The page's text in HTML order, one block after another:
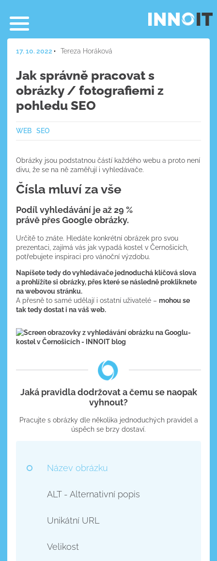
17. 10. 2022 Tereza Horáková
Jak správně pracovat s
obrázky / fotografiemi z
pohledu SEO
WEB SEO
Obrázky jsou podstatnou částí každého webu a proto není
divu, že se na ně zaměřují i vyhledávače.
Čísla mluví za vše
Podíl vyhledávání je až 29 %
právě přes Google obrázky.
Určitě to znáte. Hledáte konkrétní obrázek pro svou
prezentaci, zajímá vás jak vypadá kostel v Černošicích,
potřebujete inspiraci pro vánoční výzdobu.
Napíšete tedy do vyhledávače jednoduchá klíčová slova
a prohlížíte si obrázky, přes které se následně prokliknete
na webovou stránku.
A přesně to samé udělají i ostatní uživatelé – mohou se
tak tedy dostat i na váš web.
Jaká pravidla dodržovat a čemu se naopak
vyhnout?
Pracujte s obrázky dle několika jednoduchých pravidel a
úspěch se brzy dostaví.
Název obrázku
ALT - Alternativní popis
Unikátní URL
Velikost